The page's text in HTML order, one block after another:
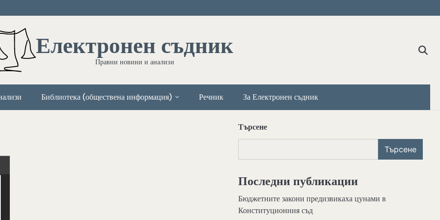
Електронен съдник
Правни новини и анализи
Библиотека (обществена информация) Речник За Електронен съдник
Търсене
Търсене
Последни публикации
Бюджетните закони предизвикаха цунами в
Конституционния съд